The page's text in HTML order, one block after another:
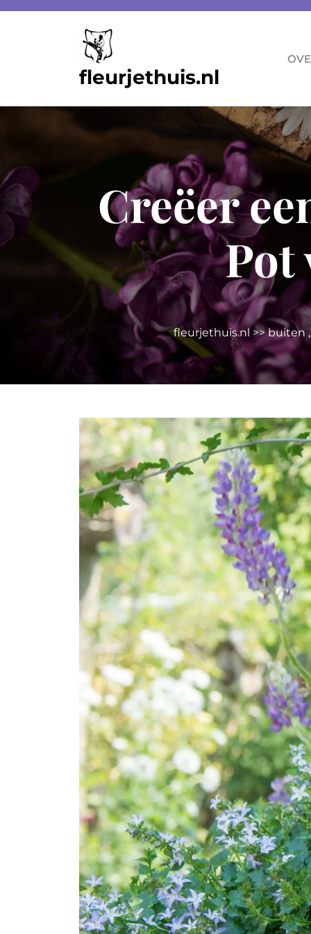
fleurjethuis.nl
Creëer
Pot
fleurjethuis.nl >>buiten